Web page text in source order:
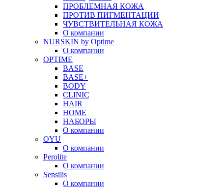
ПРОБЛЕМНАЯ КОЖА
ПРОТИВ ПИГМЕНТАЦИИ
ЧУВСТВИТЕЛЬНАЯ КОЖА
О компании
NURSKIN by Optime
О компании
OPTIME
BASE
BASE+
BODY
CLINIC
HAIR
HOME
НАБОРЫ
О компании
OYU
О компании
Perolite
О компании
Sensilis
О компании